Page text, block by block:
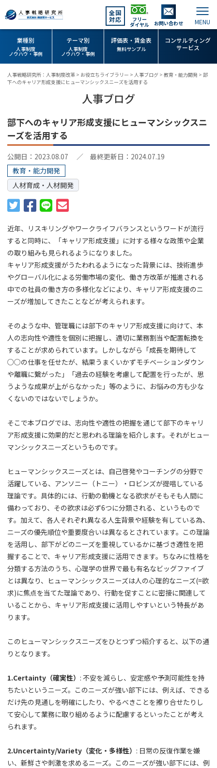
全国
対応
フリー
ダイヤル お問い合わせ
業種別
人事制度
ノウハウ・事例
テーマ別
人事制度
ノウハウ・事例
評価表・賃金表
無料サンプル
コンサルティング
サービス
人事戦略研究所：人事制度改革 > お役立ちライブラリー > 人事ブログ > 教育・能力開発 > 部
下へのキャリア形成支援にヒューマンシックスニーズを活用する
人事ブログ
部下へのキャリア形成支援にヒューマンシックスニ
ーズを活用する
公開日：2023.08.07
／ 最終更新日：2024.07.19
教育・能力開発
人材育成・人材開発
近年、リスキリングやワークライフバランスというワードが流行
すると同時に、「キャリア形成支援」に対する様々な政策や企業
の取り組みも見られるようになりました。
キャリア形成支援がうたわれるようになった背景には、技術進歩
やグローバル化による労働市場の変化、働き方改革が推進される
中での社員の働き方の多様化などにより、キャリア形成支援のニ
ーズが増加してきたことなどが考えられます。
そのような中、管理職には部下のキャリア形成支援に向けて、本
人の志向性や適性を個別に把握し、適切に業務割当や配置転換を
することが求められています。しかしながら「成長を期待して
○○の仕事を任せたが、結果うまくいかずモチベーションダウン
や離職に繋がった」「過去の経験を考慮して配置を行ったが、思
うような成果が上がらなかった」等のように、お悩みの方も少な
くないのではないでしょうか。
そこで本ブログでは、志向性や適性の把握を通じて部下のキャリ
ア形成支援に効果的だと思われる理論を紹介します。それがヒュー
マンシックスニーズというものです。
ヒューマンシックスニーズとは、自己啓発やコーチングの分野で
活躍している、アンソニー（トニー）・ロビンズが提唱している
理論です。具体的には、行動の動機となる欲求がそもそも人間に
備わっており、その欲求は必ず6つに分類される、というもので
す。加えて、各人それぞれ異なる人生背景や経験を有している為、
ニーズの優先順位や重要度合いは異なるとされています。この理論
を活用し、部下がどのニーズを重視しているかに基づき適性を把
握することで、キャリア形成支援に活用できます。ちなみに性格を
分類する方法のうち、心理学の世界で最も有名なビッグファイブ
とは異なり、ヒューマンシックスニーズは人の心理的なニーズ(=欲
求)に焦点を当てた理論であり、行動を促すことに密接に関連して
いることから、キャリア形成支援に活用しやすいという特長があ
ります。
このヒューマンシックスニーズをひとつずつ紹介すると、以下の通
りとなります。
1.Certainty（確実性） : 不安を減らし、安定感や予測可能性を持
ちたいというニーズ。このニーズが強い部下には、例えば、できる
だけ先の見通しを明確にしたり、やるべきことを擦り合せたりし
て安心して業務に取り組めるように配慮するといったことが考え
られます。
2.Uncertainty/Variety（変化・多様性） : 日常の反復作業を嫌
い、新鮮さや刺激を求めるニーズ。このニーズが強い部下には、例